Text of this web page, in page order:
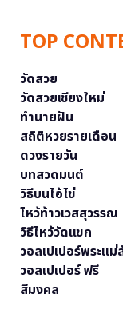
TOP
วัดสวย
วัดสวยเชียงใหม่
ทำนายฝัน
สถิติหวยรายเดือน
ดวงรายวัน
บทสวดมนต์
วิธีบนไอ้ไข่
ไหว้ท้าวเวสสุวรรณ
วิธีไหว้วัดแขก
วอลเปเปอร์พระแ
วอลเปเปอร์ ฟรี
สีมงคล